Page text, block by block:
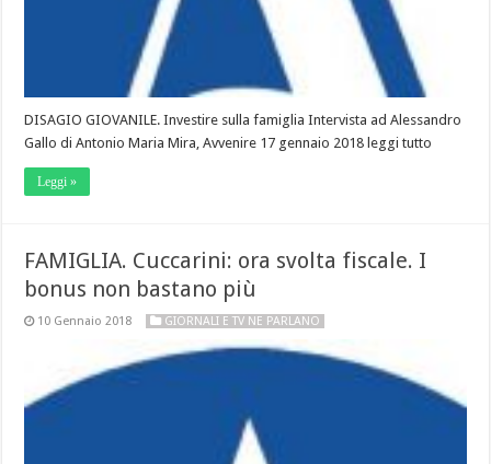
DISAGIO GIOVANILE. Investire sulla famiglia Intervista ad Alessandro
Gallo di Antonio Maria Mira, Avvenire 17 gennaio 2018 leggi tutto
Leggi »
FAMIGLIA. Cuccarini: ora svolta fiscale. I
bonus non bastano più
10 Gennaio 2018 GIORNALI E TV NE PARLANO